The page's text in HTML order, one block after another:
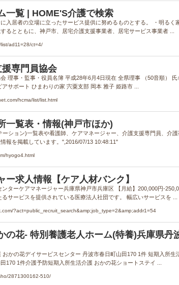
一覧 | HOME'S介護で検索
入居者の立場に立ったサービス提供に努めるものとする。 ・明るく
るとともに、神戸市、居宅介護支援事業者、居宅サービス事業者 ...
ad11=28/ct=4/
専門員協会
理事・監事・役員名簿 平成28年6月4日現在 全県理事 （50音順）
サポート ひまわりの家 宍粟支部 岡本 雅子 姫路市 ...
hcma/list/list.html
一覧表・情報(神戸市ほか)
ション)一覧表や看護師、ケアマネージャー、介護支援専門員、介
報を掲載しています。",2016/07/13 10:48:11"
hyogo4.html
求人情報【ケア人材バンク】
ターケアマネージャー兵庫県神戸市兵庫区 【月給】200,000円-
サービスを提供されている医療法人社団です。 幅広いサービスを ...
?act=public_recruit_search&amp;job_type=2&amp;addr1=54
の花- 特別養護老人ホーム(特養)兵庫県丹
かの花デイサービスセンター 丹波市春日町山田170 1件 短期入所生
170 1件介護予防短期入所生活介護 おかの花ショートステイ ...
2871300162-510/